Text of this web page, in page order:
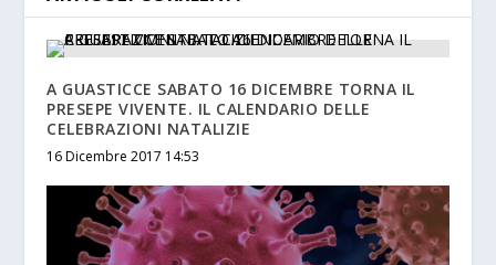
A GUASTICCE SABATO 16 DICEMBRE TORNA IL
PRESEPE VIVENTE. IL CALENDARIO DELLE
CELEBRAZIONI NATALIZIE
16 Dicembre 2017 14:53